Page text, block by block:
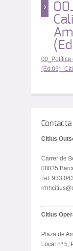
00_Política
Contacta
Citius
Carrer de
08035
Tel: 933
Citius
Plaza de
Local nº 5,